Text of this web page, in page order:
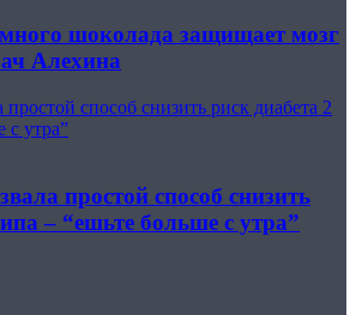
шоколада защищает мозг
Алехина
простой способ снизить риск диабета 2
с утра”
простой способ снизить
– “ешьте больше с утра”